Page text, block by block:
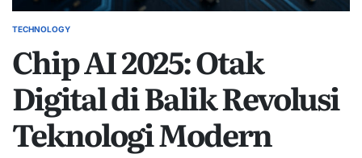
POSTED
TECHNOLOGY
Chip AI 2025: Otak
Digital di Balik Revolusi
Teknologi Modern